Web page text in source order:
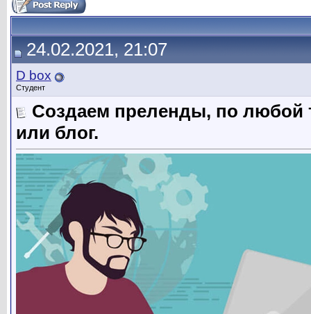
24.02.2021, 21:07
D box
Студент
Создаем преленды, по любой
или блог.